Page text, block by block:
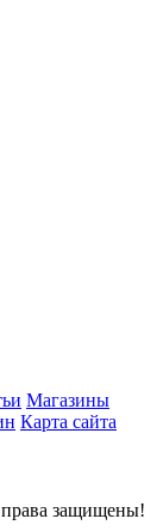
Магазины
Карта сайта
защищены!